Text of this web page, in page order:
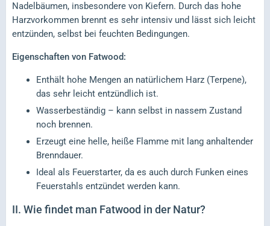
Nadelbäumen, insbesondere von Kiefern. Durch das hohe
Harzvorkommen brennt es sehr intensiv und lässt sich leicht
entzünden, selbst bei feuchten Bedingungen.
Eigenschaften von Fatwood:
Enthält hohe Mengen an natürlichem Harz (Terpene),
das sehr leicht entzündlich ist.
Wasserbeständig – kann selbst in nassem Zustand
noch brennen.
Erzeugt eine helle, heiße Flamme mit lang anhaltender
Brenndauer.
Ideal als Feuerstarter, da es auch durch Funken eines
Feuerstahls entzündet werden kann.
II. Wie findet man Fatwood in der Natur?